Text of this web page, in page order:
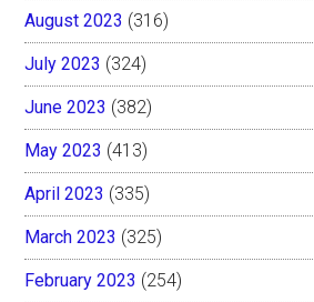
August 2023 (316)
July 2023 (324)
June 2023 (382)
May 2023 (413)
April 2023 (335)
March 2023 (325)
February 2023 (254)